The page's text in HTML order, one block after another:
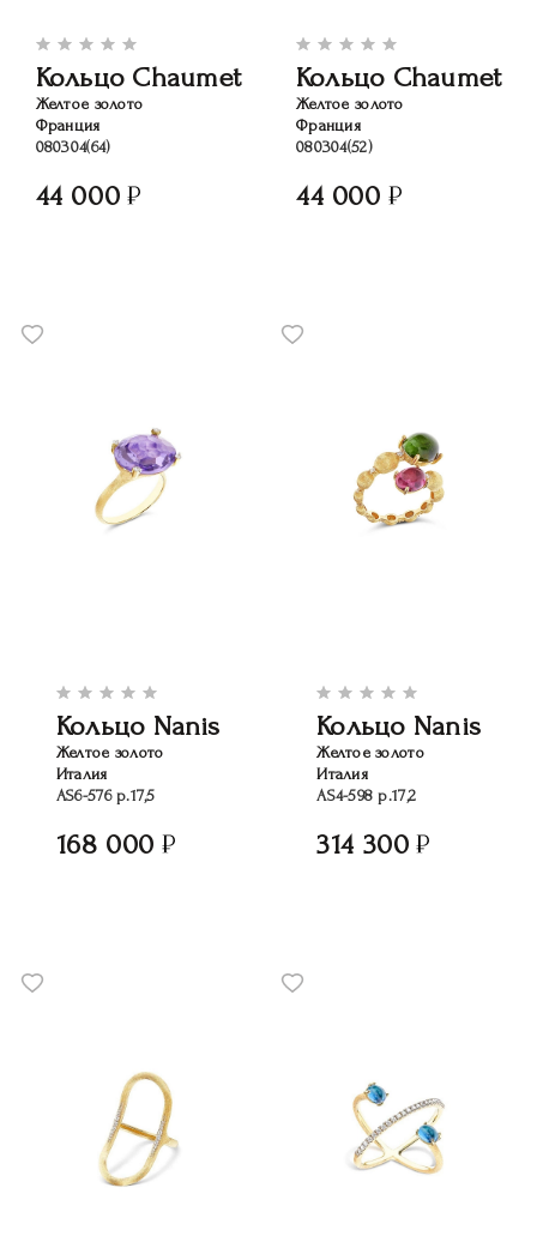
Кольцо Chaumet
Желтое золото
Франция
080304(64)
44 000
Кольцо Chaumet
Желтое золото
Франция
080304(52)
44 000
Кольцо Nanis
Желтое золото
Италия
AS6-576 р.17,5
168 000
Кольцо Nanis
Желтое золото
Италия
AS4-598 р.17,2
314 300